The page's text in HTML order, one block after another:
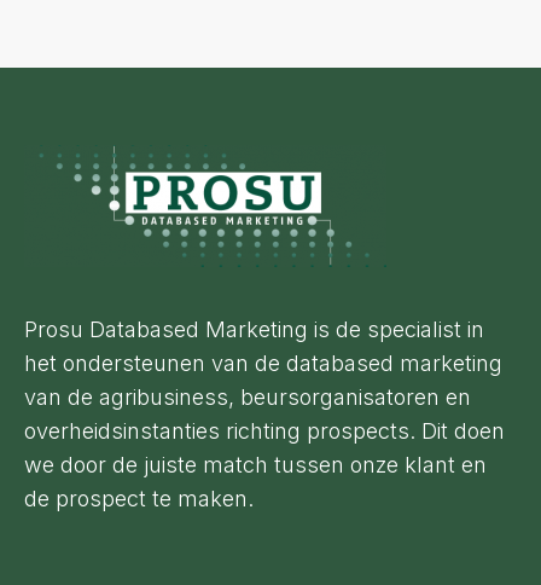
Footer
Prosu Databased Marketing is de specialist in
het ondersteunen van de databased marketing
van de agribusiness, beursorganisatoren en
overheidsinstanties richting prospects. Dit doen
we door de juiste match tussen onze klant en
de prospect te maken.